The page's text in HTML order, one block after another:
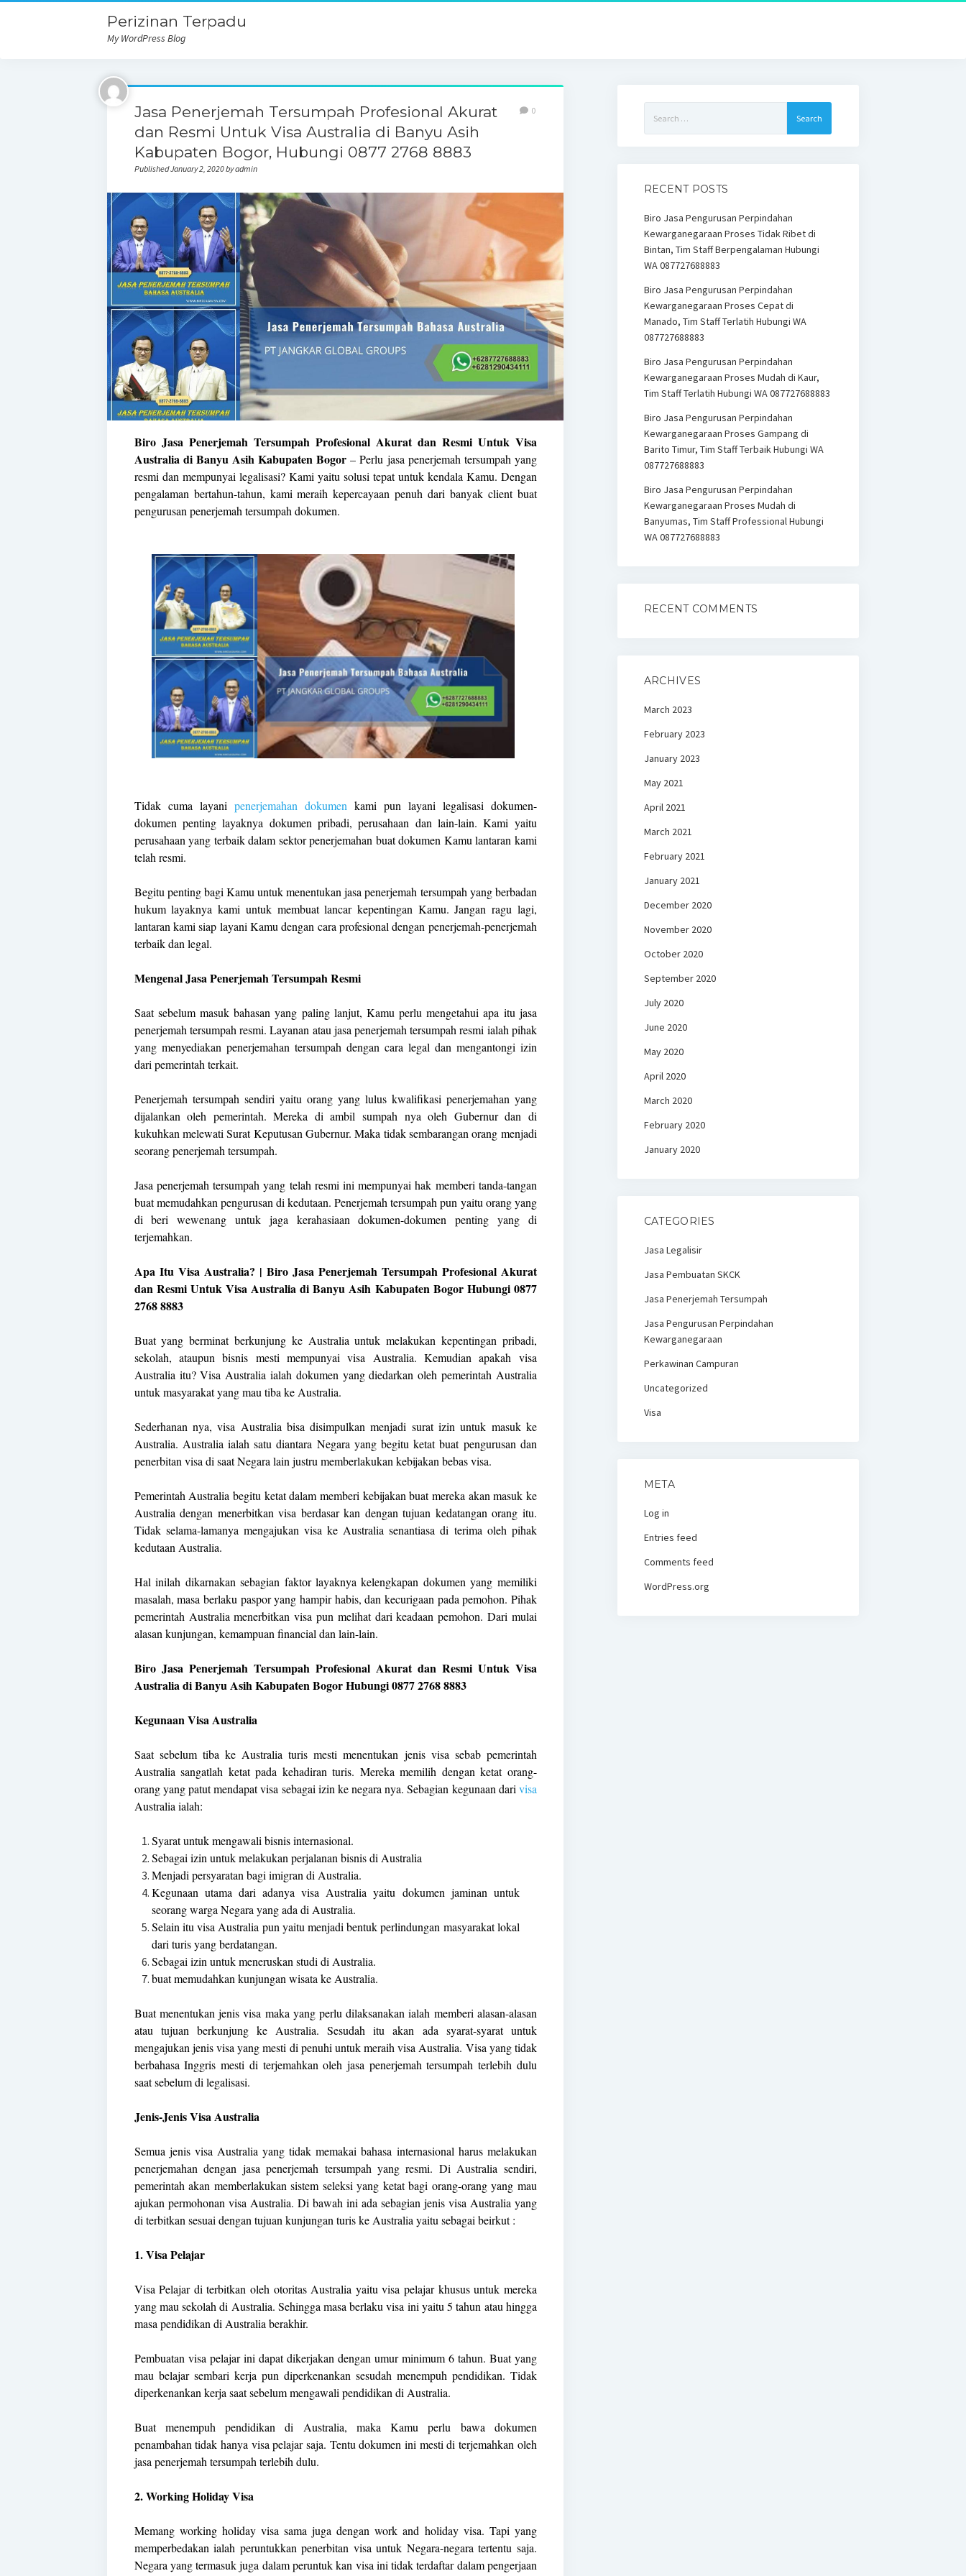
Perizinan Terpadu
My WordPress Blog
Jasa Penerjemah Tersumpah Profesional Akurat
dan Resmi Untuk Visa Australia di Banyu Asih
Kabupaten Bogor, Hubungi 0877 2768 8883
Published January 2, 2020 by admin
0
Biro Jasa Penerjemah Tersumpah Profesional Akurat dan Resmi Untuk Visa
Australia di Banyu Asih Kabupaten Bogor – Perlu jasa penerjemah tersumpah yang
resmi dan mempunyai legalisasi? Kami yaitu solusi tepat untuk kendala Kamu. Dengan
pengalaman bertahun-tahun, kami meraih kepercayaan penuh dari banyak client buat
pengurusan penerjemah tersumpah dokumen.
Tidak cuma layani penerjemahan dokumenkami pun layani legalisasi dokumen-
dokumen penting layaknya dokumen pribadi, perusahaan dan lain-lain. Kami yaitu
perusahaan yang terbaik dalam sektor penerjemahan buat dokumen Kamu lantaran kami
telah resmi.
Begitu penting bagi Kamu untuk menentukan jasa penerjemah tersumpah yang berbadan
hukum layaknya kami untuk membuat lancar kepentingan Kamu. Jangan ragu lagi,
lantaran kami siap layani Kamu dengan cara profesional dengan penerjemah-penerjemah
terbaik dan legal.
Mengenal Jasa Penerjemah Tersumpah Resmi
Saat sebelum masuk bahasan yang paling lanjut, Kamu perlu mengetahui apa itu jasa
penerjemah tersumpah resmi. Layanan atau jasa penerjemah tersumpah resmi ialah pihak
yang menyediakan penerjemahan tersumpah dengan cara legal dan mengantongi izin
dari pemerintah terkait.
Penerjemah tersumpah sendiri yaitu orang yang lulus kwalifikasi penerjemahan yang
dijalankan oleh pemerintah. Mereka di ambil sumpah nya oleh Gubernur dan di
kukuhkan melewati Surat Keputusan Gubernur. Maka tidak sembarangan orang menjadi
seorang penerjemah tersumpah.
Jasa penerjemah tersumpah yang telah resmi ini mempunyai hak memberi tanda-tangan
buat memudahkan pengurusan di kedutaan. Penerjemah tersumpah pun yaitu orang yang
di beri wewenang untuk jaga kerahasiaan dokumen-dokumen penting yang di
terjemahkan.
Apa Itu Visa Australia? | Biro Jasa Penerjemah Tersumpah Profesional Akurat
dan Resmi Untuk Visa Australia di Banyu Asih Kabupaten Bogor Hubungi 0877
2768 8883
Buat yang berminat berkunjung ke Australia untuk melakukan kepentingan pribadi,
sekolah, ataupun bisnis mesti mempunyai visa Australia. Kemudian apakah visa
Australia itu? Visa Australia ialah dokumen yang diedarkan oleh pemerintah Australia
untuk masyarakat yang mau tiba ke Australia.
Sederhanan nya, visa Australia bisa disimpulkan menjadi surat izin untuk masuk ke
Australia. Australia ialah satu diantara Negara yang begitu ketat buat pengurusan dan
penerbitan visa di saat Negara lain justru memberlakukan kebijakan bebas visa.
Pemerintah Australia begitu ketat dalam memberi kebijakan buat mereka akan masuk ke
Australia dengan menerbitkan visa berdasar kan dengan tujuan kedatangan orang itu.
Tidak selama-lamanya mengajukan visa ke Australia senantiasa di terima oleh pihak
kedutaan Australia.
Hal inilah dikarnakan sebagian faktor layaknya kelengkapan dokumen yang memiliki
masalah, masa berlaku paspor yang hampir habis, dan kecurigaan pada pemohon. Pihak
pemerintah Australia menerbitkan visa pun melihat dari keadaan pemohon. Dari mulai
alasan kunjungan, kemampuan financial dan lain-lain.
Biro Jasa Penerjemah Tersumpah Profesional Akurat dan Resmi Untuk Visa
Australia di Banyu Asih Kabupaten Bogor Hubungi 0877 2768 8883
Kegunaan Visa Australia
Saat sebelum tiba ke Australia turis mesti menentukan jenis visa sebab pemerintah
Australia sangatlah ketat pada kehadiran turis. Mereka memilih dengan ketat orang-
orang yang patut mendapat visa sebagai izin ke negara nya. Sebagian kegunaan darivisa
Australia ialah:
Syarat untuk mengawali bisnis internasional.
Sebagai izin untuk melakukan perjalanan bisnis di Australia
Menjadi persyaratan bagi imigran di Australia.
Kegunaan utama dari adanya visa Australia yaitu dokumen jaminan untuk
seorang warga Negara yang ada di Australia.
Selain itu visa Australia pun yaitu menjadi bentuk perlindungan masyarakat lokal
dari turis yang berdatangan.
Sebagai izin untuk meneruskan studi di Australia.
buat memudahkan kunjungan wisata ke Australia.
Buat menentukan jenis visa maka yang perlu dilaksanakan ialah memberi alasan-alasan
atau tujuan berkunjung ke Australia. Sesudah itu akan ada syarat-syarat untuk
mengajukan jenis visa yang mesti di penuhi untuk meraih visa Australia. Visa yang tidak
berbahasa Inggris mesti di terjemahkan oleh jasa penerjemah tersumpah terlebih dulu
saat sebelum di legalisasi.
Jenis-Jenis Visa Australia
Semua jenis visa Australia yang tidak memakai bahasa internasional harus melakukan
penerjemahan dengan jasa penerjemah tersumpah yang resmi. Di Australia sendiri,
pemerintah akan memberlakukan sistem seleksi yang ketat bagi orang-orang yang mau
ajukan permohonan visa Australia. Di bawah ini ada sebagian jenis visa Australia yang
di terbitkan sesuai dengan tujuan kunjungan turis ke Australia yaitu sebagai beirkut :
1. Visa Pelajar
Visa Pelajar di terbitkan oleh otoritas Australia yaitu visa pelajar khusus untuk mereka
yang mau sekolah di Australia. Sehingga masa berlaku visa ini yaitu 5 tahun atau hingga
masa pendidikan di Australia berakhir.
Pembuatan visa pelajar ini dapat dikerjakan dengan umur minimum 6 tahun. Buat yang
mau belajar sembari kerja pun diperkenankan sesudah menempuh pendidikan. Tidak
diperkenankan kerja saat sebelum mengawali pendidikan di Australia.
Buat menempuh pendidikan di Australia, maka Kamu perlu bawa dokumen
penambahan tidak hanya visa pelajar saja. Tentu dokumen ini mesti di terjemahkan oleh
jasa penerjemah tersumpah terlebih dulu.
2. Working Holiday Visa
Memang working holiday visa sama juga dengan work and holiday visa. Tapi yang
memperbedakan ialah peruntukkan penerbitan visa untuk Negara-negara tertentu saja.
Negara yang termasuk juga dalam peruntuk kan visa ini tidak terdaftar dalam pengerjaan
for:
RECENT POSTS
Biro Jasa Pengurusan Perpindahan
Kewarganegaraan Proses Tidak Ribet di
Bintan, Tim Staff Berpengalaman Hubungi
WA 087727688883
Biro Jasa Pengurusan Perpindahan
Kewarganegaraan Proses Cepat di
Manado, Tim Staff Terlatih Hubungi WA
087727688883
Biro Jasa Pengurusan Perpindahan
Kewarganegaraan Proses Mudah di Kaur,
Tim Staff Terlatih Hubungi WA 087727688883
Biro Jasa Pengurusan Perpindahan
Kewarganegaraan Proses Gampang di
Barito Timur, Tim Staff Terbaik Hubungi WA
087727688883
Biro Jasa Pengurusan Perpindahan
Kewarganegaraan Proses Mudah di
Banyumas, Tim Staff Professional Hubungi
WA 087727688883
RECENT COMMENTS
ARCHIVES
March 2023
February 2023
January 2023
May 2021
April 2021
March 2021
February 2021
January 2021
December 2020
November 2020
October 2020
September 2020
July 2020
June 2020
May 2020
April 2020
March 2020
February 2020
January 2020
CATEGORIES
Jasa Legalisir
Jasa Pembuatan SKCK
Jasa Penerjemah Tersumpah
Jasa Pengurusan Perpindahan
Kewarganegaraan
Perkawinan Campuran
Uncategorized
Visa
META
Log in
Entries feed
Comments feed
WordPress.org